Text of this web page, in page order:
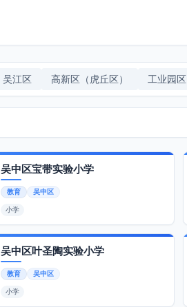
吴江区 高新区（虎丘区） 工业园区
吴中区宝带实验小学
教育 吴中区
小学
吴中区叶圣陶实验小学
教育 吴中区
小学